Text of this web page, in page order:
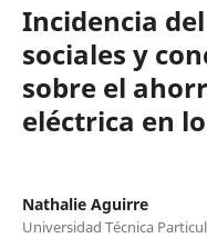
Incidencia
sociales y
sobre el
eléctrica en
Nathalie Aguirre
Universidad Técnica